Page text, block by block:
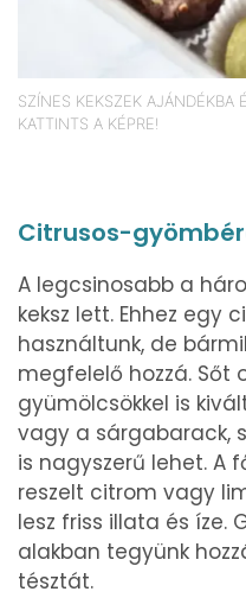
SZÍNES KEKSZEK AJÁNDÉKBA
KATTINTS A KÉPRE!
Citrusos-
A legcsinosabb a
keksz lett. Ehhez egy
használtunk, de
megfelelő hozzá. Sőt
gyümölcsökkel is
vagy a sárgabarack,
is nagyszerű lehet. A
reszelt citrom vagy
lesz friss illata és íze.
alakban tegyünk
tésztát.